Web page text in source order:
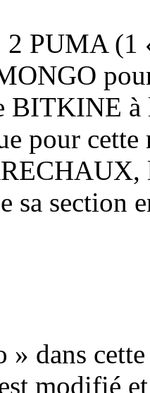
PUMA (1
BITKINE
pour
sa section
» dans
modifié